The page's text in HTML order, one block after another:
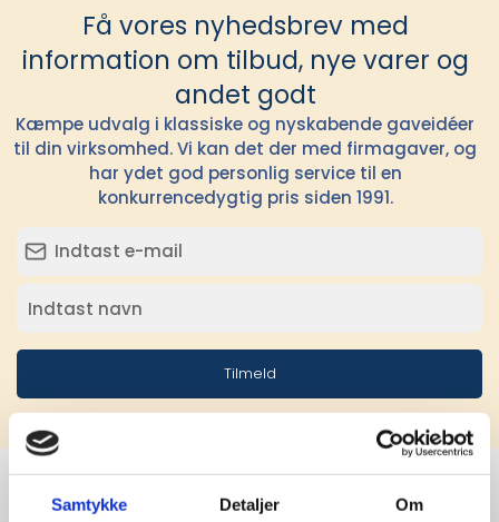
Samtykke Detaljer Om
Få vores nyhedsbrev med
information om tilbud, nye varer og
andet godt
Kæmpe udvalg i klassiske og nyskabende gaveidéer
til din virksomhed. Vi kan det der med firmagaver, og
har ydet god personlig service til en
konkurrencedygtig pris siden 1991.
Tilmeld